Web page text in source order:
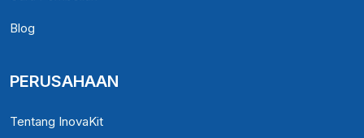
Blog
PERUSAHAAN
Tentang InovaKit